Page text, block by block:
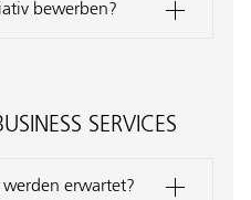
bewerben?
SERVICES
erwartet?